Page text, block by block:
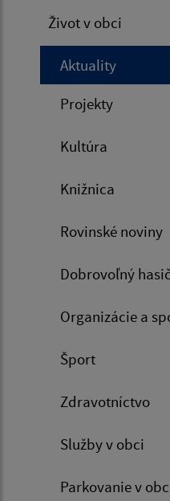
Život v obci
Aktuality
Projekty
Kultúra
Knižnica
Rovinské noviny
Dobrovoľný
Organizácie a
Šport
Zdravotníctvo
Služby v obci
Parkovanie v